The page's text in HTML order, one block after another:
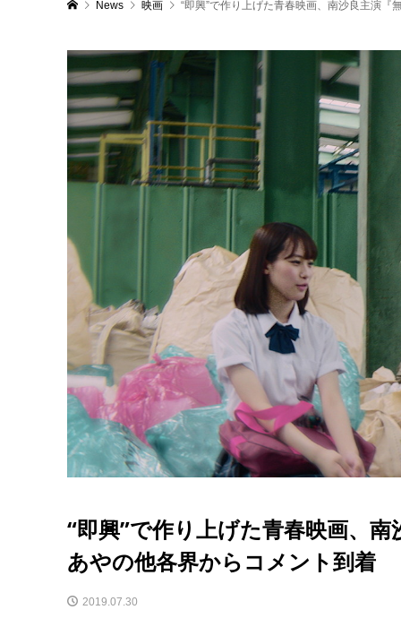
News 映画 “即興”で作り上げた青春映画、南沙良主演
“即興”で作り上げた青春映画、
あやの他各界からコメント到着
2019.07.30